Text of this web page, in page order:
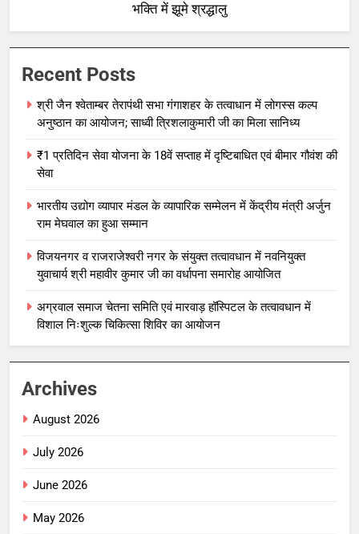
भक्ति में झूमे श्रद्धालु
Recent Posts
श्री जैन श्वेताम्बर तेरापंथी सभा गंगाशहर के तत्वाधान में लोगस्स कल्प
अनुष्ठान का आयोजन; साध्वी त्रिशलाकुमारी जी का मिला सानिध्य
₹1 प्रतिदिन सेवा योजना के 18वें सप्ताह में दृष्टिबाधित एवं बीमार गौवंश की
सेवा
भारतीय उद्योग व्यापार मंडल के व्यापारिक सम्मेलन में केंद्रीय मंत्री अर्जुन
राम मेघवाल का हुआ सम्मान
विजयनगर व राजराजेश्वरी नगर के संयुक्त तत्वावधान में नवनियुक्त
युवाचार्य श्री महावीर कुमार जी का वर्धापना समारोह आयोजित
अग्रवाल समाज चेतना समिति एवं मारवाड़ हॉस्पिटल के तत्वावधान में
विशाल निःशुल्क चिकित्सा शिविर का आयोजन
Archives
August 2026
July 2026
June 2026
May 2026